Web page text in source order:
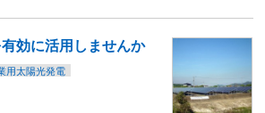
効に活用しませんか
用太陽光発電